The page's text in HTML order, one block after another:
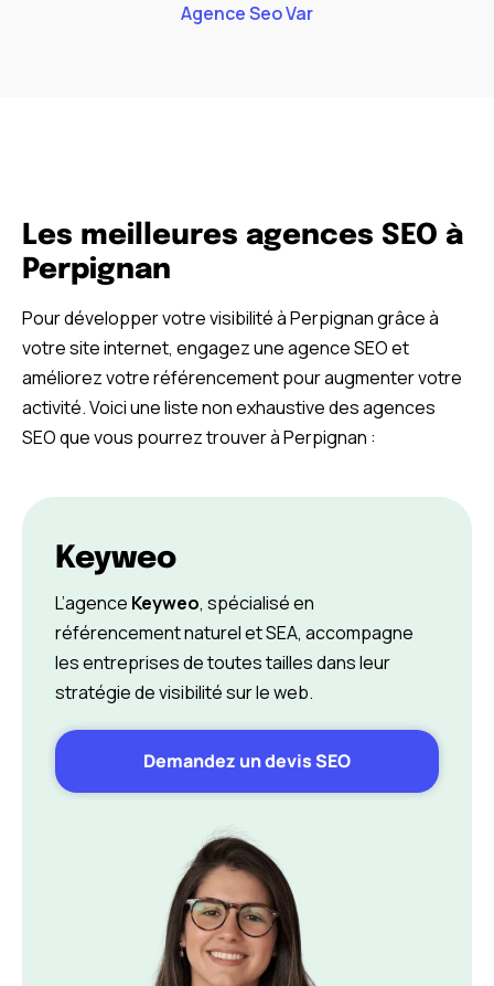
Agence Seo Var
Les meilleures agences SEO à
Perpignan
Pour développer votre visibilité à Perpignan grâce à
votre site internet, engagez une agence SEO et
améliorez votre référencement pour augmenter votre
activité. Voici une liste non exhaustive des agences
SEO que vous pourrez trouver à Perpignan :
Keyweo
L’agence Keyweo, spécialisé en
référencement naturel et SEA, accompagne
les entreprises de toutes tailles dans leur
stratégie de visibilité sur le web.
Demandez un devis SEO